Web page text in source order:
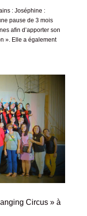
: Joséphine :
pause de 3 mois
afin d’apporter son
». Elle a également
Circus » à